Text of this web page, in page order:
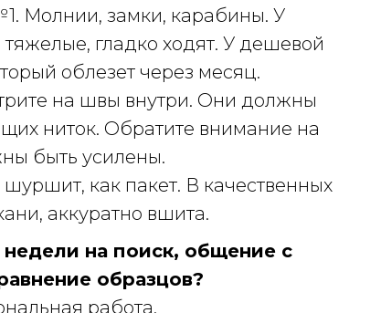
Молнии, замки, карабины. У
гладко ходят. У дешевой
облезет через месяц.
на швы внутри. Они должны
ниток. Обратите внимание на
быть усилены.
как пакет. В качественных
аккуратно вшита.
на поиск, общение с
образцов?
работа.